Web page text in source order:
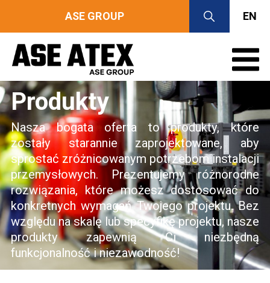
ASE GROUP EN
Produkty
Nasza bogata oferta to produkty, które
zostały starannie zaprojektowane, aby
sprostać zróżnicowanym potrzebom instalacji
przemysłowych. Prezentujemy różnorodne
rozwiązania, które możesz dostosować do
konkretnych wymagań Twojego projektu. Bez
względu na skalę lub specyfikę projektu, nasze
produkty zapewnią Ci niezbędną
funkcjonalność i niezawodność!